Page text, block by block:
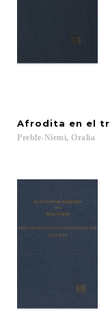
Afrodita en el
Preble-Niemi, Oralia